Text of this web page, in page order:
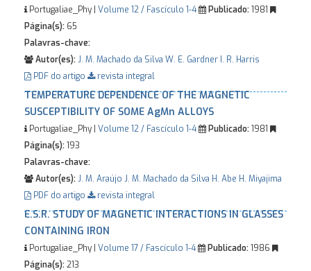
Portugaliae_Phy | Volume 12 / Fascículo 1-4 Publicado:1981
Página(s): 65
Palavras-chave:
Autor(es):J. M. Machado da Silva W. E. Gardner I. R. Harris
PDF do artigo
revista integral
TEMPERATURE DEPENDENCE OF THE MAGNETIC
SUSCEPTIBILITY OF SOME AgMn ALLOYS
Portugaliae_Phy | Volume 12 / Fascículo 1-4 Publicado:1981
Página(s):193
Palavras-chave:
Autor(es):J. M. Araújo J. M. Machado da Silva H. Abe H. Miyajima
PDF do artigo
revista integral
E.S.R. STUDY OF MAGNETIC INTERACTIONS IN GLASSES
CONTAINING IRON
Portugaliae_Phy | Volume 17 / Fascículo 1-4 Publicado:1986
Página(s):213